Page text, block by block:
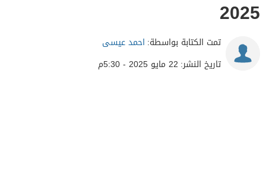
2025
تمت الكتابة بواسطة: احمد عيسى
تاريخ النشر: 22 مايو 2025 - 5:30م